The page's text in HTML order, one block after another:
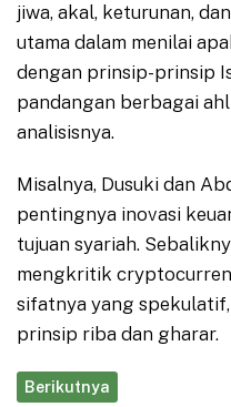
jiwa, akal, keturunan,
utama dalam menilai
dengan prinsip-prinsip
pandangan berbagai
analisisnya.
Misalnya, Dusuki dan
pentingnya inovasi
tujuan syariah.
mengkritik
sifatnya yang
prinsip riba dan gharar.
Berikutnya